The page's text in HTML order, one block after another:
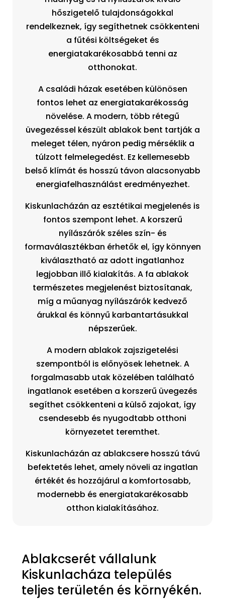
hőszigetelő tulajdonságokkal
rendelkeznek, így segíthetnek csökkenteni
a fűtési költségeket és
energiatakarékosabbá tenni az
otthonokat.
A családi házak esetében különösen
fontos lehet az energiatakarékosság
növelése. A modern, több rétegű
üvegezéssel készült ablakok bent tartják a
meleget télen, nyáron pedig mérséklik a
túlzott felmelegedést. Ez kellemesebb
belső klímát és hosszú távon alacsonyabb
energiafelhasználást eredményezhet.
Kiskunlacházán az esztétikai megjelenés is
fontos szempont lehet. A korszerű
nyílászárók széles szín- és
formaválasztékban érhetők el, így könnyen
kiválasztható az adott ingatlanhoz
legjobban illő kialakítás. A fa ablakok
természetes megjelenést biztosítanak,
míg a műanyag nyílászárók kedvező
árukkal és könnyű karbantartásukkal
népszerűek.
A modern ablakok zajszigetelési
szempontból is előnyösek lehetnek. A
forgalmasabb utak közelében található
ingatlanok esetében a korszerű üvegezés
segíthet csökkenteni a külső zajokat, így
csendesebb és nyugodtabb otthoni
környezetet teremthet.
Kiskunlacházán az ablakcsere hosszú távú
befektetés lehet, amely növeli az ingatlan
értékét és hozzájárul a komfortosabb,
modernebb és energiatakarékosabb
otthon kialakításához.
Ablakcserét vállalunk
Kiskunlacháza település
teljes területén és környékén.